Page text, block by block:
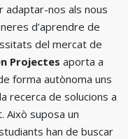
adaptar-nos als nous
d’aprendre de
del mercat de
Projectes aporta a
forma autònoma uns
recerca de solucions a
Això suposa un
han de buscar